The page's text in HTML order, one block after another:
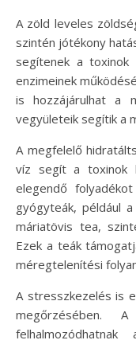
A zöld leveles
szintén jótékony
segítenek a toxinok
enzimeinek
is hozzájárulhat a
vegyületeik segítik a
A megfelelő
víz segít a toxinok
elegendő
gyógyteák, például
máriatövis tea,
Ezek a teák
méregtelenítési
A stresszkezelés is
megőrzésében.